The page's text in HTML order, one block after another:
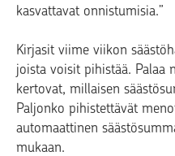
kasvattavat onnistumisia.”
Kirjasit viime viikon
joista voisit pihistää. Palaa
kertovat, millaisen
Paljonko pihistettävät
automaattinen
mukaan.